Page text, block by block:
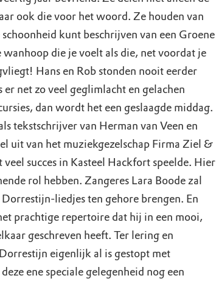
ook die voor het woord. Ze houden van
kunt beschrijven van een Groene
wanhoop die je voelt als die, net voordat je
Hans en Rob stonden nooit eerder
er net zo veel geglimlacht en gelachen
dan wordt het een geslaagde middag.
tekstschrijver van Herman van Veen en
uit van het muziekgezelschap Firma Ziel &
succes in Kasteel Hackfort speelde. Hier
rol hebben. Zangeres Lara Boode zal
liedjes ten gehore brengen. En
prachtige repertoire dat hij in een mooi,
geschreven heeft. Ter lering en
eigenlijk al is gestopt met
ene speciale gelegenheid nog een